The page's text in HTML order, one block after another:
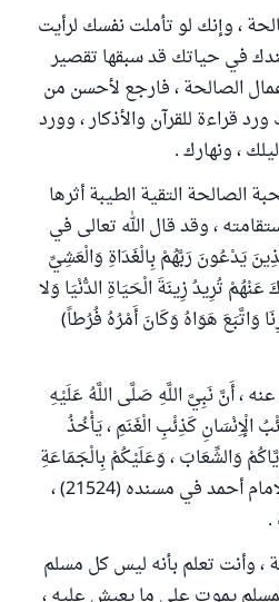
، وإنك لو تأملت نفسك لرأيت
في حياتك قد سبقها تقصير
الصالحة ، فارجع لأحسن من
قراءة للقرآن والأذكار ، وورد
، ونهارك .
الصالحة التقية الطيبة أثرها
، وقد قال الله تعالى في
يَدْعُونَ رَبَّهُمْ بِالْغَدَاةِ وَالْعَشِيِّ
تُرِيدُ زِينَةَ الْحَيَاةِ الدُّنْيَا وَلا
وَاتَّبَعَ هَوَاهُ وَكَانَ أَمْرُهُ فُرُطاً)
، أَنَّ نَبِيَّ اللَّهِ صَلَّى اللَّهُ عَلَيْهِ
الْإِنْسَانِ كَذِئْبِ الْغَنَمِ ، يَأْخُذُ
وَالشِّعَابَ ، وَعَلَيْكُمْ بِالْجَمَاعَةِ
وَالْعَامَّةِ وَالْمَسْجِدِ ) . رواه الإمام أحمد في مسنده (21524) ،
.
وأنت تعلم بأنه ليس كل مسلم